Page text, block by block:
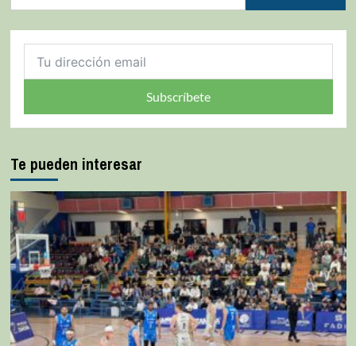
Subscríbete
Te pueden interesar